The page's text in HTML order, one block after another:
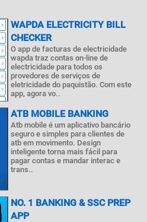
WAPDA ELECTRICITY BILL
CHECKER
O app de facturas de electricidade
wapda traz contas on-line de
electricidade para todos os
provedores de serviços de
eletricidade do paquistão. Com este
app, agora vo..
ATB MOBILE BANKING
Atb mobile é um aplicativo bancário
seguro e simples para clientes de
atb em movimento. Design
inteligente torna mais fácil para
pagar contas e mandar interac e
trans..
NO. 1 BANKING & SSC PREP
APP